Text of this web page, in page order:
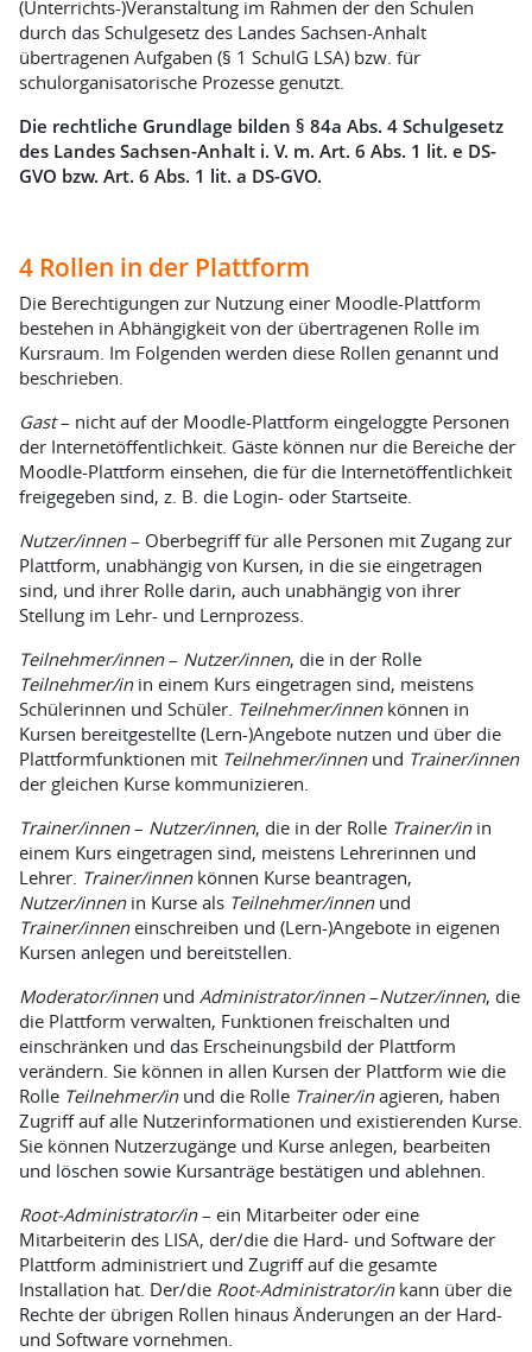
(Unterrichts-)Veranstaltung im Rahmen der den Schulen
durch das Schulgesetz des Landes Sachsen-Anhalt
übertragenen Aufgaben (§ 1 SchulG LSA) bzw. für
schulorganisatorische Prozesse genutzt.
Die rechtliche Grundlage bilden § 84a Abs. 4 Schulgesetz
des Landes Sachsen-Anhalt i. V. m. Art. 6 Abs. 1 lit. e DS-
GVO bzw. Art. 6 Abs. 1 lit. a DS-GVO.
4 Rollen in der Plattform
Die Berechtigungen zur Nutzung einer Moodle-Plattform
bestehen in Abhängigkeit von der übertragenen Rolle im
Kursraum. Im Folgenden werden diese Rollen genannt und
beschrieben.
Gast– nicht auf der Moodle-Plattform eingeloggte Personen
der Internetöffentlichkeit. Gäste können nur die Bereiche der
Moodle-Plattform einsehen, die für die Internetöffentlichkeit
freigegeben sind, z. B. die Login- oder Startseite.
Nutzer/innen– Oberbegriff für alle Personen mit Zugang zur
Plattform, unabhängig von Kursen, in die sie eingetragen
sind, und ihrer Rolle darin, auch unabhängig von ihrer
Stellung im Lehr- und Lernprozess.
Teilnehmer/innen– Nutzer/innen, die in der Rolle
Teilnehmer/inin einem Kurs eingetragen sind, meistens
Schülerinnen und Schüler. Teilnehmer/innenkönnen in
Kursen bereitgestellte (Lern-)Angebote nutzen und über die
Plattformfunktionen mit Teilnehmer/innenund Trainer/innen
der gleichen Kurse kommunizieren.
Trainer/innen– Nutzer/innen, die in der Rolle Trainer/inin
einem Kurs eingetragen sind, meistens Lehrerinnen und
Lehrer. Trainer/innenkönnen Kurse beantragen,
Nutzer/innenin Kurse als Teilnehmer/innenund
Trainer/inneneinschreiben und (Lern-)Angebote in eigenen
Kursen anlegen und bereitstellen.
Moderator/innenund Administrator/innen–Nutzer/innen, die
die Plattform verwalten, Funktionen freischalten und
einschränken und das Erscheinungsbild der Plattform
verändern. Sie können in allen Kursen der Plattform wie die
Rolle Teilnehmer/inund die Rolle Trainer/inagieren, haben
Zugriff auf alle Nutzerinformationen und existierenden Kurse.
Sie können Nutzerzugänge und Kurse anlegen, bearbeiten
und löschen sowie Kursanträge bestätigen und ablehnen.
Root-Administrator/in– ein Mitarbeiter oder eine
Mitarbeiterin des LISA, der/die die Hard- und Software der
Plattform administriert und Zugriff auf die gesamte
Installation hat. Der/die Root-Administrator/inkann über die
Rechte der übrigen Rollen hinaus Änderungen an der Hard-
und Software vornehmen.